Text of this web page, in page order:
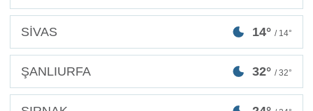
SİVAS 14° / 14°
ŞANLIURFA 32° / 32°